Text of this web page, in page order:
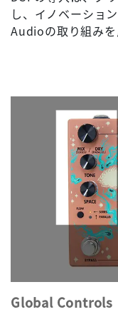
Global Controls
し、イノベーショ
Audioの取り組みを